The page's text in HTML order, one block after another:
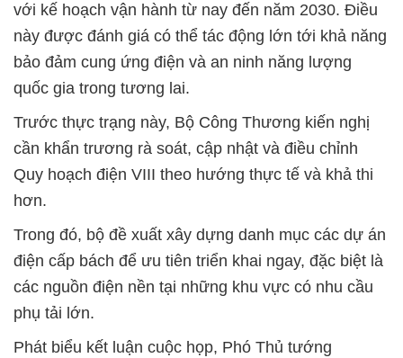
với kế hoạch vận hành từ nay đến năm 2030. Điều
này được đánh giá có thể tác động lớn tới khả năng
bảo đảm cung ứng điện và an ninh năng lượng
quốc gia trong tương lai.
Trước thực trạng này, Bộ Công Thương kiến nghị
cần khẩn trương rà soát, cập nhật và điều chỉnh
Quy hoạch điện VIII theo hướng thực tế và khả thi
hơn.
Trong đó, bộ đề xuất xây dựng danh mục các dự án
điện cấp bách để ưu tiên triển khai ngay, đặc biệt là
các nguồn điện nền tại những khu vực có nhu cầu
phụ tải lớn.
Phát biểu kết luận cuộc họp, Phó Thủ tướng